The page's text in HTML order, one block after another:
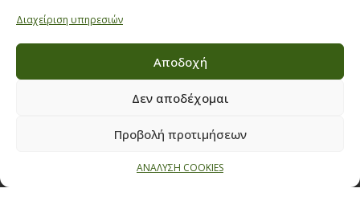
Διαχείριση υπηρεσιών
Αποδοχή
Δεν αποδέχομαι
Προβολή προτιμήσεων
ΑΝΑΛΥΣΗ COOKIES
Email:
eshop@ecobuildings.gr
ΒΡΕΙΤΕ ΜΑΣ ΣΤΟ ΧΑΡΤΗ